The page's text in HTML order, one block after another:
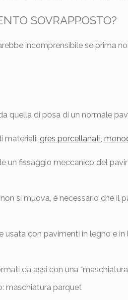
SOVRAPPOSTO?
incomprensibile se prima
quella di posa di un normale
materiali: gres porcellanati,
un fissaggio meccanico del
si muova, è necessario che
con pavimenti in legno e
da assi con una